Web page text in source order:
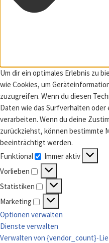
Um dir ein optimales Erlebnis zu
wie Cookies, um
zuzugreifen. Wenn du diesen
Daten wie das Surfverhalten
verarbeiten. Wenn du deine
zurückziehst, können bestimmte
beeinträchtigt werden.
Funktional
Funktional
Immer aktiv
Vorlieben
Vorlieben
Statistiken
Statistiken
Marketing
Marketing
Optionen verwalten
Dienste verwalten
Verwalten von {vendor_count}-